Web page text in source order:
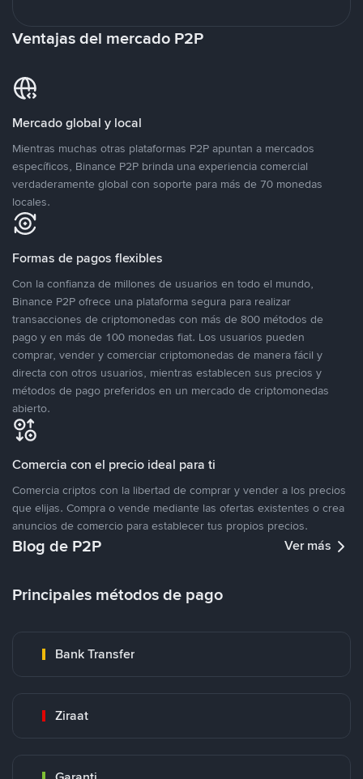
Ventajas del mercado P2P
Mercado global y local
Mientras muchas otras plataformas P2P apuntan a mercados
específicos, Binance P2P brinda una experiencia comercial
verdaderamente global con soporte para más de 70 monedas
locales.
Formas de pagos flexibles
Con la confianza de millones de usuarios en todo el mundo,
Binance P2P ofrece una plataforma segura para realizar
transacciones de criptomonedas con más de 800 métodos de
pago y en más de 100 monedas fiat. Los usuarios pueden
comprar, vender y comerciar criptomonedas de manera fácil y
directa con otros usuarios, mientras establecen sus precios y
métodos de pago preferidos en un mercado de criptomonedas
abierto.
Comercia con el precio ideal para ti
Comercia criptos con la libertad de comprar y vender a los precios
que elijas. Compra o vende mediante las ofertas existentes o crea
anuncios de comercio para establecer tus propios precios.
Blog de P2P Ver más
Principales métodos de pago
Bank Transfer
Ziraat